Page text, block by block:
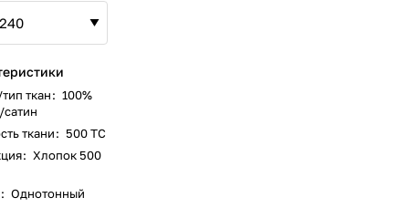
ткан: 100%
ткани: 500 ТС
: Хлопок 500
: Однотонный